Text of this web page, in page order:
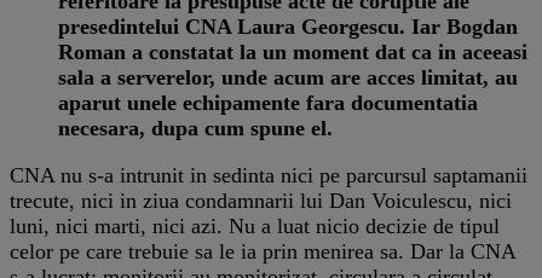
presedintelui CNA Laura Georgescu. Iar Bogdan
Roman a constatat la un moment dat ca in aceeasi
sala a serverelor, unde acum are acces limitat, au
aparut unele echipamente fara documentatia
necesara, dupa cum spune el.
CNA nu s-a intrunit in sedinta nici pe parcursul saptamanii
trecute, nici in ziua condamnarii lui Dan Voiculescu, nici
luni, nici marti, nici azi. Nu a luat nicio decizie de tipul
celor pe care trebuie sa le ia prin menirea sa. Dar la CNA